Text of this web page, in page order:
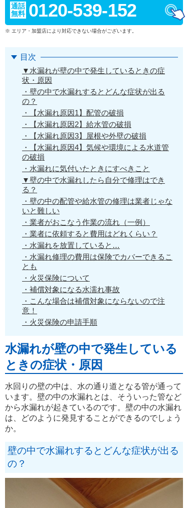
通話
無料 0120-539-152
※ エリア・加盟店により対応できない場合がございます。
目次
▼水漏れが壁の中で発生しているときの症
状・原因
・壁の中で水漏れするとどんな症状が出る
の？
・【水漏れ原因1】配管の破損
・【水漏れ原因2】給水管の破損
・【水漏れ原因3】屋根や外壁の破損
・【水漏れ原因4】気候や環境による水道管
の破損
・水漏れに気付いたときにすべきこと
▼壁の中で水漏れしたら自分で修理はでき
る？
・壁の中の配管や給水管の修理は業者じゃな
いと難しい
・業者がおこなう作業の流れ（一例）
・業者に依頼すると費用はどれくらい？
・水漏れを放置していると…
・水漏れ修理の費用は保険でカバーできるこ
とも
・火災保険について
・補償対象になる水濡れ事故
・こんな場合は補償対象にならないので注
意！
・火災保険の申請手順
水漏れが壁の中で発生している
ときの症状・原因
水回りの壁の中は、水の通り道となる管が通って
います。壁の中の水漏れとは、そういった管など
から水漏れが起きているのです。壁の中の水漏れ
は、どのように発見することができるのでしょう
か。
壁の中で水漏れするとどんな症状が出る
の？